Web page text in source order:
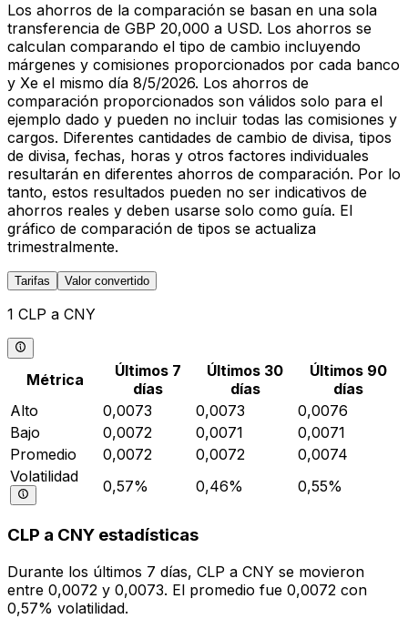
Los ahorros de la comparación se basan en una sola
transferencia de GBP 20,000 a USD. Los ahorros se
calculan comparando el tipo de cambio incluyendo
márgenes y comisiones proporcionados por cada banco
y Xe el mismo día 8/5/2026. Los ahorros de
comparación proporcionados son válidos solo para el
ejemplo dado y pueden no incluir todas las comisiones y
cargos. Diferentes cantidades de cambio de divisa, tipos
de divisa, fechas, horas y otros factores individuales
resultarán en diferentes ahorros de comparación. Por lo
tanto, estos resultados pueden no ser indicativos de
ahorros reales y deben usarse solo como guía. El
gráfico de comparación de tipos se actualiza
trimestralmente.
Tarifas Valor convertido
1 CLP a CNY
Métrica
Últimos 7
días
Últimos 30
días
Últimos 90
días
Alto
0,0073 0,0073
0,0076
Bajo
0,0072 0,0071
0,0071
Promedio
0,0072 0,0072
0,0074
Volatilidad
0,57% 0,46% 0,55%
CLP a CNY estadísticas
Durante los últimos 7 días, CLP a CNY se movieron
entre 0,0072 y 0,0073. El promedio fue 0,0072 con
0,57% volatilidad.